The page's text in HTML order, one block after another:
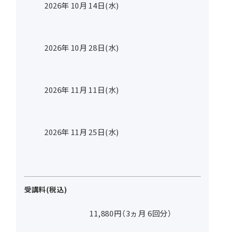
2026年 10月 14日(水)
2026年 10月 28日(水)
2026年 11月 11日(水)
2026年 11月 25日(水)
受講料(税込)
11,880円（3ヵ月 6回分）